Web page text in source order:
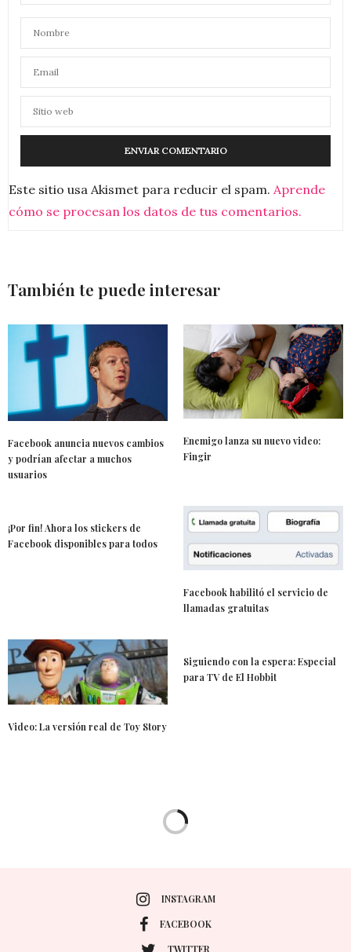
Este sitio usa Akismet para reducir el spam. Aprende
cómo se procesan los datos de tus comentarios.
También te puede interesar
Facebook anuncia nuevos cambios
y podrían afectar a muchos
usuarios
Enemigo lanza su nuevo video:
Fingir
¡Por fin! Ahora los stickers de
Facebook disponibles para todos
Facebook habilitó el servicio de
llamadas gratuitas
Video: La versión real de Toy Story
Siguiendo con la espera: Especial
para TV de El Hobbit
INSTAGRAM
FACEBOOK
TWITTER